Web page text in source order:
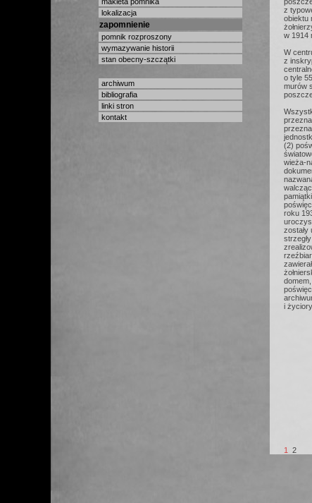
lokalizacja
zapomnienie
pomnik rozproszony
wymazywanie historii
stan obecny-szczątki
archiwum
bibliografia
linki stron
kontakt
z
obiektu
w 1914
W
z
o tyle
murów
(2)
wieża-
roku
i
1 2